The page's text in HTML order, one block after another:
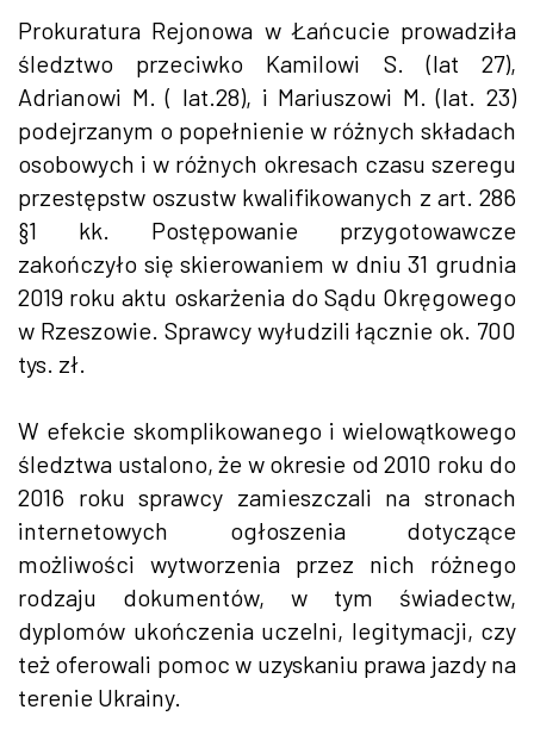
Prokuratura Rejonowa w Łańcucie prowadziła
śledztwo przeciwko Kamilowi S. (lat 27),
Adrianowi M. ( lat.28), i Mariuszowi M. (lat. 23)
podejrzanym o popełnienie w różnych składach
osobowych i w różnych okresach czasu szeregu
przestępstw oszustw kwalifikowanych z art. 286
§1 kk. Postępowanie przygotowawcze
zakończyło się skierowaniem w dniu 31 grudnia
2019 roku aktu oskarżenia do Sądu Okręgowego
w Rzeszowie. Sprawcy wyłudzili łącznie ok. 700
tys. zł.
W efekcie skomplikowanego i wielowątkowego
śledztwa ustalono, że w okresie od 2010 roku do
2016 roku sprawcy zamieszczali na stronach
internetowych ogłoszenia dotyczące
możliwości wytworzenia przez nich różnego
rodzaju dokumentów, w tym świadectw,
dyplomów ukończenia uczelni, legitymacji, czy
też oferowali pomoc w uzyskaniu prawa jazdy na
terenie Ukrainy.